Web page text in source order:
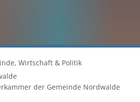
Wirtschaft & Politik
der Gemeinde Nordwalde